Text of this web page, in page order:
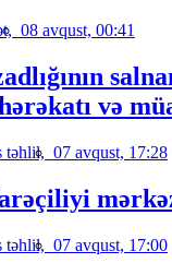
08 avqust, 00:41
və
təhlil, 07 avqust, 17:28
təhlil, 07 avqust, 17:00